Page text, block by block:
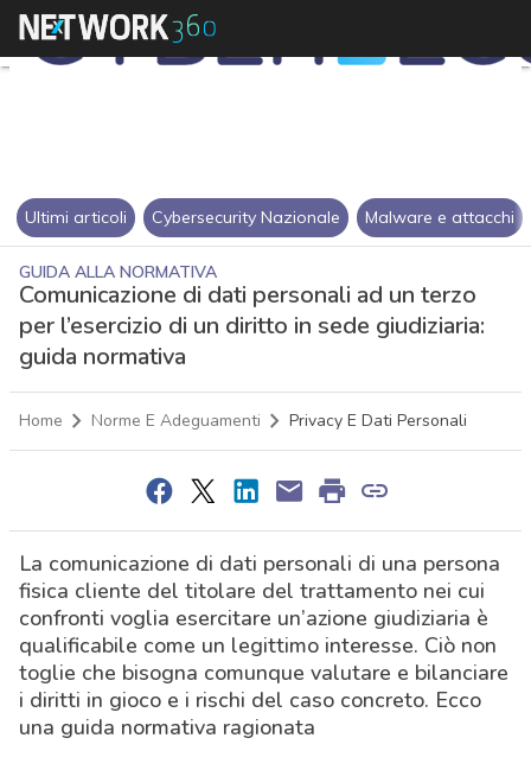
Ultimi articoli Cybersecurity Nazionale Malware e attacchi
GUIDA ALLA NORMATIVA
Comunicazione di dati personali ad un terzo
per l’esercizio di un diritto in sede giudiziaria:
guida normativa
Home Norme E Adeguamenti Privacy E Dati Personali
La comunicazione di dati personali di una persona
fisica cliente del titolare del trattamento nei cui
confronti voglia esercitare un’azione giudiziaria è
qualificabile come un legittimo interesse. Ciò non
toglie che bisogna comunque valutare e bilanciare
i diritti in gioco e i rischi del caso concreto. Ecco
una guida normativa ragionata